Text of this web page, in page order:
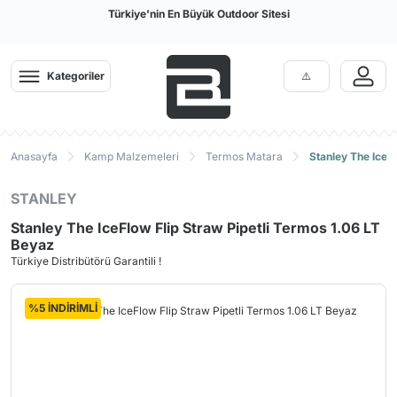
Türkiye'nin En Büyük Outdoor Sitesi
Kategoriler
Anasayfa Kamp Malzemeleri Termos Matara Stanley The
STANLEY
Stanley The IceFlow Flip Straw Pipetli Termos 1.06 LT
Beyaz
Türkiye Distribütörü Garantili !
%5 İNDİRİMLİ